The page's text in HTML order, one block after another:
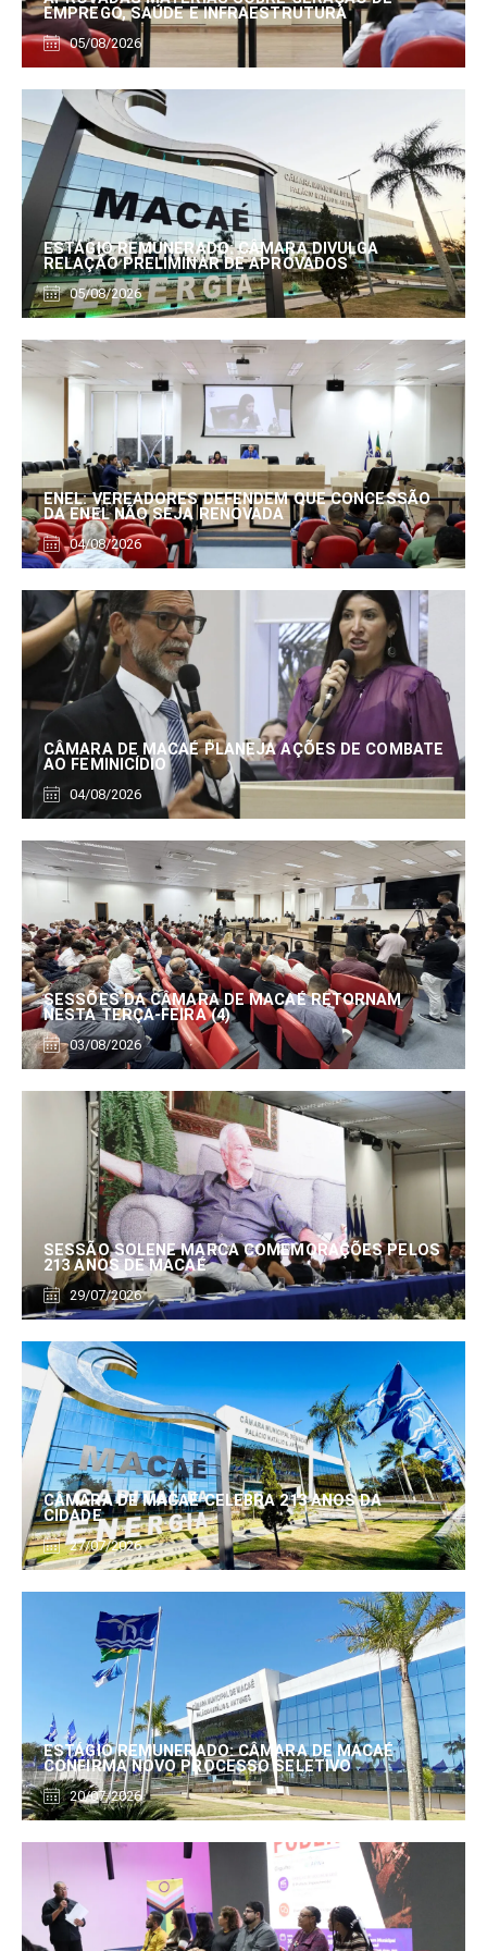
EMPREGO, SAÚDE E INFRAESTRUTURA
05/08/2026
ESTÁGIO REMUNERADO: CÂMARA DIVULGA
RELAÇÃO PRELIMINAR DE APROVADOS
05/08/2026
ENEL: VEREADORES DEFENDEM QUE CONCESSÃO
DA ENEL NÃO SEJA RENOVADA
04/08/2026
CÂMARA DE MACAÉ PLANEJA AÇÕES DE COMBATE
AO FEMINICÍDIO
04/08/2026
SESSÕES DA CÂMARA DE MACAÉ RETORNAM
NESTA TERÇA-FEIRA (4)
03/08/2026
SESSÃO SOLENE MARCA COMEMORAÇÕES PELOS
213 ANOS DE MACAÉ
29/07/2026
CÂMARA DE MACAÉ CELEBRA 213 ANOS DA
CIDADE
27/07/2026
ESTÁGIO REMUNERADO: CÂMARA DE MACAÉ
CONFIRMA NOVO PROCESSO SELETIVO
20/07/2026